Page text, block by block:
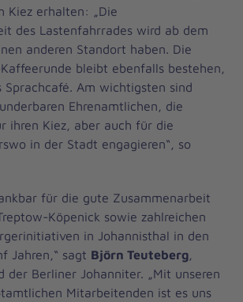
Kiez erhalten: „Die
des Lastenfahrrades wird ab dem
anderen Standort haben. Die
bleibt ebenfalls bestehen,
Sprachcafé. Am wichtigsten sind
Ehrenamtlichen, die
ihren Kiez, aber auch für die
in der Stadt engagieren“, so
für die gute Zusammenarbeit
Köpenick sowie zahlreichen
in Johannisthal in den
Jahren,“ sagt Björn Teuteberg
der Berliner Johanniter. „Mit unseren
Mitarbeitenden ist es uns